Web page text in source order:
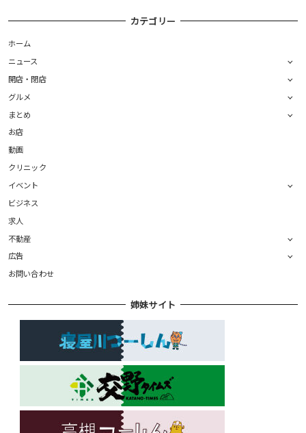
カテゴリー
ホーム
ニュース
開店・閉店
グルメ
まとめ
お店
動画
クリニック
イベント
ビジネス
求人
不動産
広告
お問い合わせ
姉妹サイト